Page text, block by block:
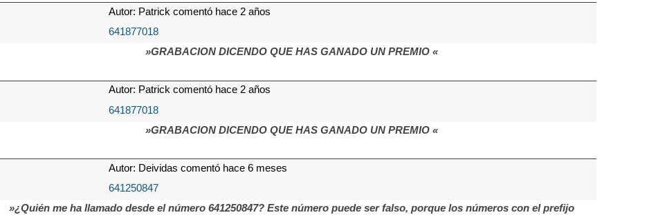
Autor: Patrick comentó hace 2 años
641877018
»GRABACION DICENDO QUE HAS GANADO UN PREMIO «
Autor: Patrick comentó hace 2 años
641877018
»GRABACION DICENDO QUE HAS GANADO UN PREMIO «
Autor: Deividas comentó hace 6 meses
641250847
»¿Quién me ha llamado desde el número 641250847? Este número puede ser falso, porque los números con el prefijo